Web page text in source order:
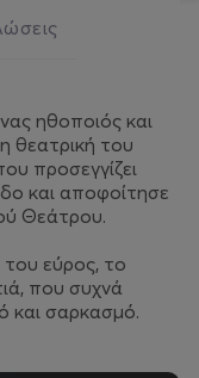
ηθοποιός και
θεατρική του
προσεγγίζει
και αποφοίτησε
Θεάτρου.
εύρος, το
που συχνά
και σαρκασμό.